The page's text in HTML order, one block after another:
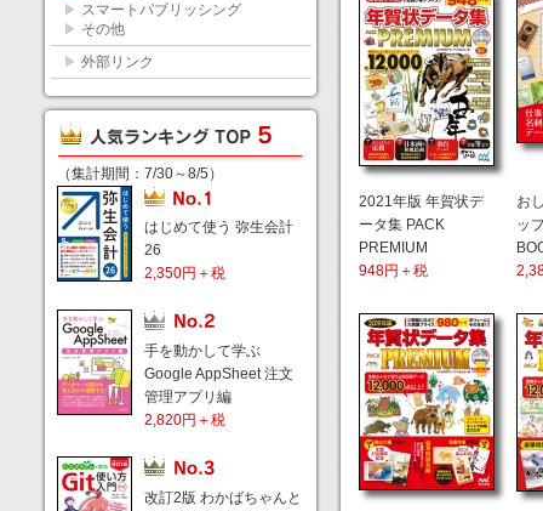
▶ スマートパブリッシング
▶ その他
▶ 外部リンク
（集計期間：7/30～8/5）
はじめて使う 弥生会計
26
2,350円＋税
手を動かして学ぶ
Google AppSheet 注文
管理アプリ編
2,820円＋税
改訂2版 わかばちゃんと
2021年版 年賀状デ
ータ集 PACK
PREMIUM
948円＋税
お
ッ